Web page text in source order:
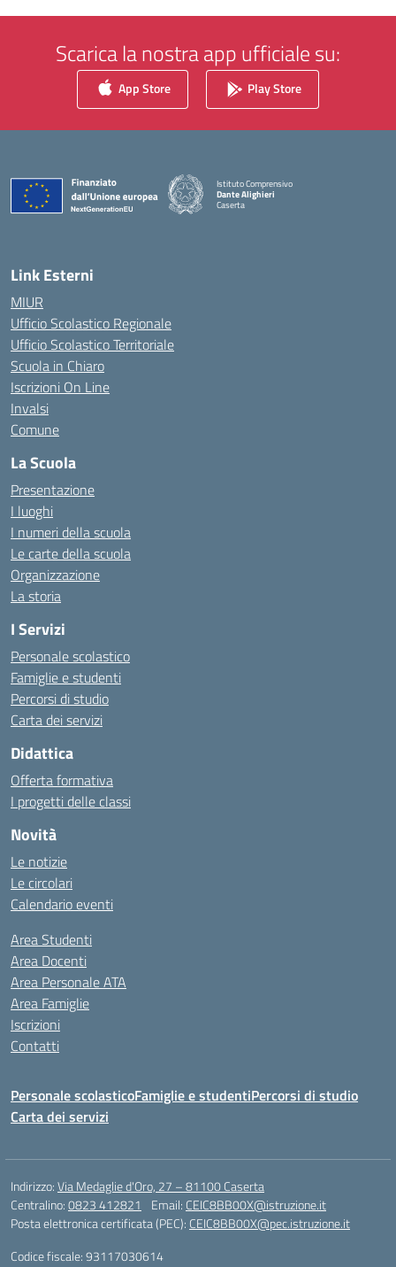
Scarica la nostra app ufficiale su:
App Store Play Store
Istituto Comprensivo
Dante Alighieri
Caserta
Link Esterni
MIUR
Ufficio Scolastico Regionale
Ufficio Scolastico Territoriale
Scuola in Chiaro
Iscrizioni On Line
Invalsi
Comune
La Scuola
Presentazione
I luoghi
I numeri della scuola
Le carte della scuola
Organizzazione
La storia
I Servizi
Personale scolastico
Famiglie e studenti
Percorsi di studio
Carta dei servizi
Didattica
Offerta formativa
I progetti delle classi
Novità
Le notizie
Le circolari
Calendario eventi
Area Studenti
Area Docenti
Area Personale ATA
Area Famiglie
Iscrizioni
Contatti
Personale scolasticoFamiglie e studentiPercorsi di studio
Carta dei servizi
Indirizzo:Via Medaglie d'Oro, 27 – 81100 Caserta
Centralino:0823 412821 Email: CEIC8BB00X@istruzione.it
Posta elettronica certificata (PEC): CEIC8BB00X@pec.istruzione.it
Codice fiscale: 93117030614